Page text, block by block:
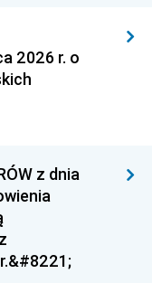
2026 r. o
z dnia